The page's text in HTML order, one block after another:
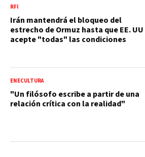
RFI
Irán mantendrá el bloqueo del
estrecho de Ormuz hasta que EE. UU
acepte "todas" las condiciones
ENECULTURA
"Un filósofo escribe a partir de una
relación crítica con la realidad"